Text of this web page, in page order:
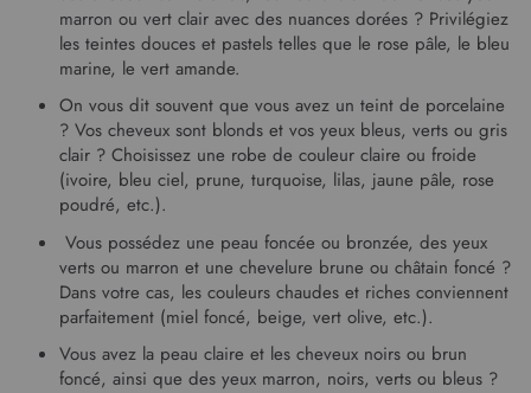
marron ou vert clair avec des nuances dorées ? Privilégiez
les teintes douces et pastels telles que le rose pâle, le bleu
marine, le vert amande.
On vous dit souvent que vous avez un teint de porcelaine
? Vos cheveux sont blonds et vos yeux bleus, verts ou gris
clair ? Choisissez une robe de couleur claire ou froide
(ivoire, bleu ciel, prune, turquoise, lilas, jaune pâle, rose
poudré, etc.).
Vous possédez une peau foncée ou bronzée, des yeux
verts ou marron et une chevelure brune ou châtain foncé ?
Dans votre cas, les couleurs chaudes et riches conviennent
parfaitement (miel foncé, beige, vert olive, etc.).
Vous avez la peau claire et les cheveux noirs ou brun
foncé, ainsi que des yeux marron, noirs, verts ou bleus ?